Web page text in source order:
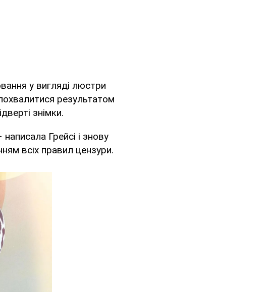
у вигляді люстри
результатом
знімки.
Грейсі і знову
всіх правил цензури.